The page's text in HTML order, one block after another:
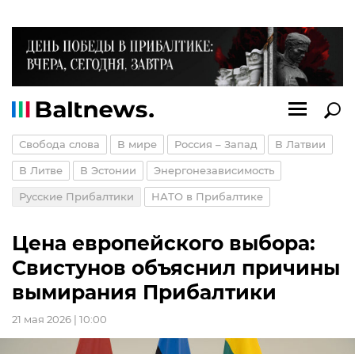
Свобода слова В мире Россия – Запад В Латвии
В Литве В Эстонии Энергонезависимость
Русские Прибалтики НАТО в Прибалтике
Цена европейского выбора:
Свистунов объяснил причины
вымирания Прибалтики
21 мая 2026 | 10:00